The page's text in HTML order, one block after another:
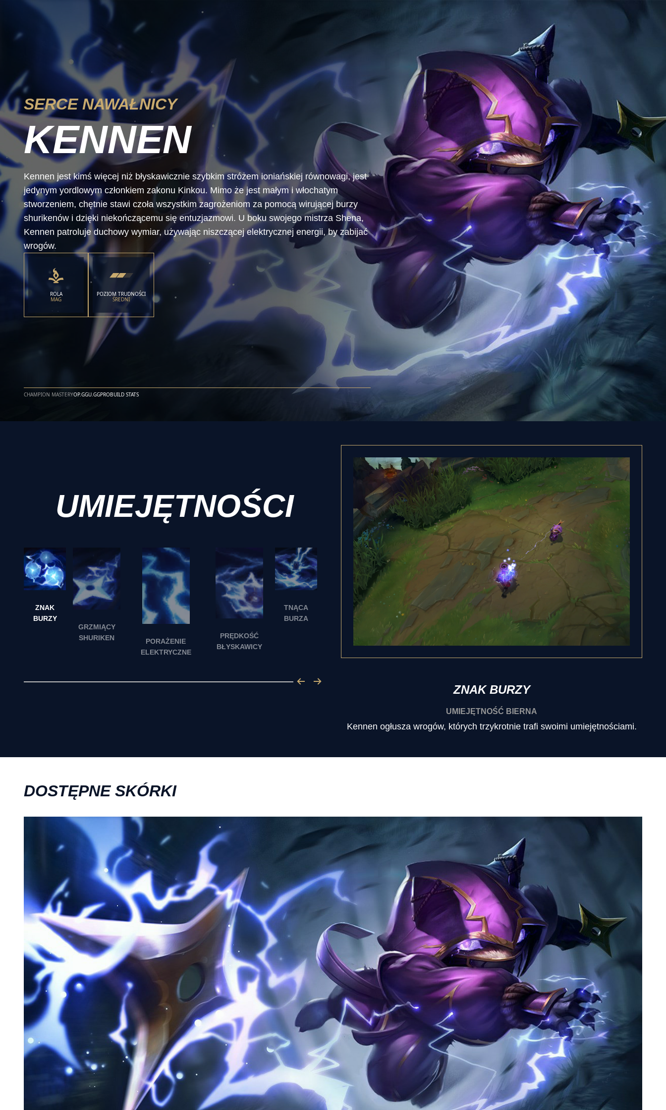
SERCE NAWAŁNICY
KENNEN
Kennen jest kimś więcej niż błyskawicznie szybkim stróżem ioniańskiej równowagi, jest
jedynym yordlowym członkiem zakonu Kinkou. Mimo że jest małym i włochatym
stworzeniem, chętnie stawi czoła wszystkim zagrożeniom za pomocą wirującej burzy
shurikenów i dzięki niekończącemu się entuzjazmowi. U boku swojego mistrza Shena,
Kennen patroluje duchowy wymiar, używając niszczącej elektrycznej energii, by zabijać
wrogów.
ROLA
MAG
POZIOM TRUDNOŚCI
ŚREDNI
CHAMPION MASTERYOP.GGU.GGPROBUILD STATS
UMIEJĘTNOŚCI
ZNAK
BURZY
GRZMIĄCY
SHURIKEN
PORAŻENIE
ELEKTRYCZNE
PRĘDKOŚĆ
BŁYSKAWICY
TNĄCA
BURZA
ZNAK BURZY
UMIEJĘTNOŚĆ BIERNA
Kennen ogłusza wrogów, których trzykrotnie trafi swoimi umiejętnościami.
DOSTĘPNE SKÓRKI